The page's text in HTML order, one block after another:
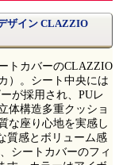
ザイン CLAZZIO
トカバーのCLAZZIO
）。シート中央には
が採用され、PUレ
体構造多重クッショ
な座り心地を実感し
質感とボリューム感
シートカバーのフィ